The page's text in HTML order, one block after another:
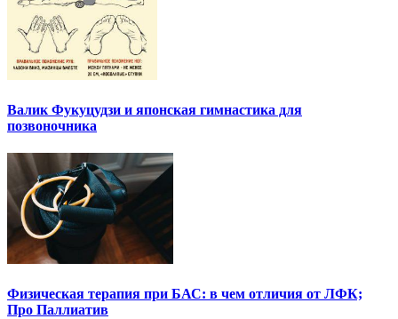
Валик Фукуцудзи и японская гимнастика для
позвоночника
Физическая терапия при БАС: в чем отличия от ЛФК;
Про Паллиатив